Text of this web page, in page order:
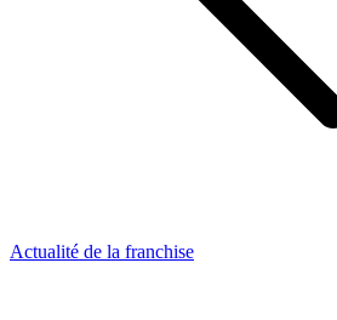
Actualité de la franchise